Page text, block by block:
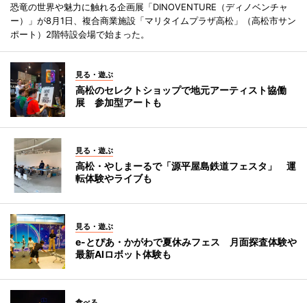
恐竜の世界や魅力に触れる企画展「DINOVENTURE（ディノベンチャ
ー）」が8月1日、複合商業施設「マリタイムプラザ高松」（高松市サン
ポート）2階特設会場で始まった。
見る・遊ぶ
高松のセレクトショップで地元アーティスト協働
展 参加型アートも
見る・遊ぶ
高松・やしまーるで「源平屋島鉄道フェスタ」 運
転体験やライブも
見る・遊ぶ
e-とぴあ・かがわで夏休みフェス 月面探査体験や
最新AIロボット体験も